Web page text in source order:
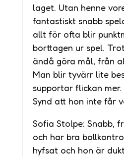
laget. Utan henne
fantastiskt snabb
allt för ofta blir
borttagen ur spel.
ändå göra mål, från
Man blir tyvärr lite
supportar flickan
Synd att hon inte får
Sofia Stolpe: Snabb,
och har bra
hyfsat och hon är